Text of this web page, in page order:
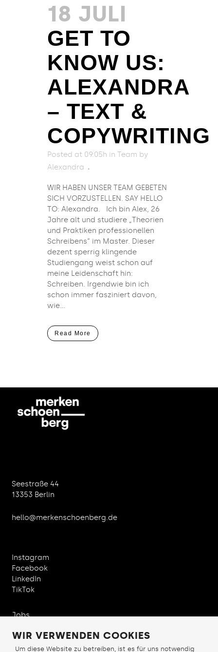
18 JULI
GET TO
KNOW US:
ALEXANDRA
– TEXT &
COPYWRITING
Posted at 09:05h in Team by
Alexandra
WIR HABEN UNSER TEAM GEBETEN
SICH VORZUSTELLEN. SAY HELLO
TO: Alexandra. Ich bin Alex, 26
Jahre alt und studiere „Theorien
und Praktiken professionellen
Schreibens“ im Master. Dieser
dezent sperrig klingende
Studiengang weist schon auf
meine Leidenschaft hin:
Schreiben. Irgendwie bin ich
schon immer fasziniert davon,
wie...
Read More
Seestraße 44
13353 Berlin
hello@merkenschoenberg.de
Instagram
Facebook
LinkedIn
TikTok
Jobs
WIR VERWENDEN COOKIES
Um diese Website zu betreiben, ist es für uns notwendig